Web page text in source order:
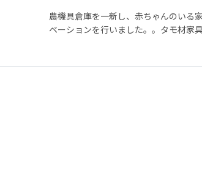
農機具倉庫を一新し、赤ちゃんのいる
ベーションを行いました。。タモ材家